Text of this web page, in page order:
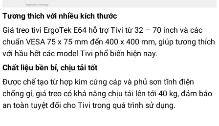
Tương thích với nhiều kích thước
Giá treo tivi ErgoTek E64 hỗ trợ Tivi từ 32 – 70 inch và các
chuẩn VESA 75 x 75 mm đến 400 x 400 mm, giúp tương thích
với hầu hết các model Tivi phổ biến hiện nay.
Chất liệu bền bỉ, chịu tải tốt
Được chế tạo từ hợp kim cứng cáp và phủ sơn tĩnh điện
chống gỉ, giá treo có khả năng chịu tải lên tới 40 kg, đảm bảo
an toàn tuyệt đối cho Tivi trong quá trình sử dụng.